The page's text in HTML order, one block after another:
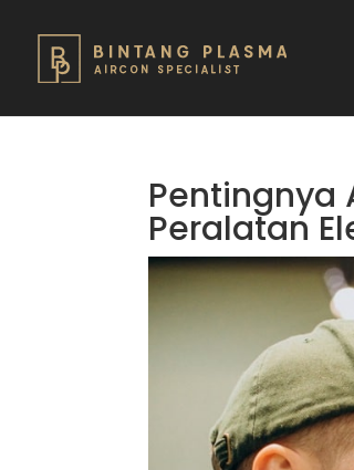
Pentingnya
Peralatan